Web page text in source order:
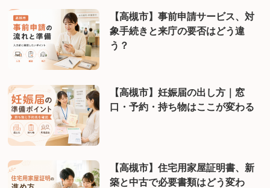
【高槻市】事前申請サービス、対
象手続きと来庁の要否はどう違
う？
【高槻市】妊娠届の出し方｜窓
口・予約・持ち物はここが変わる
【高槻市】住宅用家屋証明書、新
築と中古で必要書類はどう変わ